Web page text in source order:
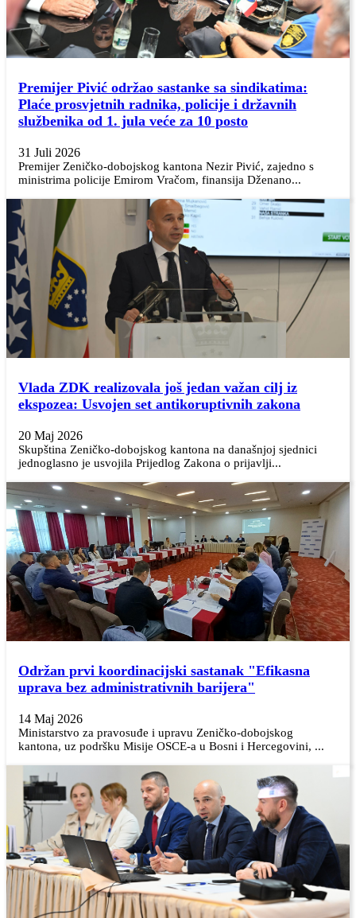
Premijer Pivić održao sastanke sa sindikatima:
Plaće prosvjetnih radnika, policije i državnih
službenika od 1. jula veće za 10 posto
31 Juli 2026
Premijer Zeničko-dobojskog kantona Nezir Pivić, zajedno s
ministrima policije Emirom Vračom, finansija Dženano...
Vlada ZDK realizovala još jedan važan cilj iz
ekspozea: Usvojen set antikoruptivnih zakona
20 Maj 2026
Skupština Zeničko-dobojskog kantona na današnjoj sjednici
jednoglasno je usvojila Prijedlog Zakona o prijavlji...
Održan prvi koordinacijski sastanak "Efikasna
uprava bez administrativnih barijera"
14 Maj 2026
Ministarstvo za pravosuđe i upravu Zeničko-dobojskog
kantona, uz podršku Misije OSCE-a u Bosni i Hercegovini, ...